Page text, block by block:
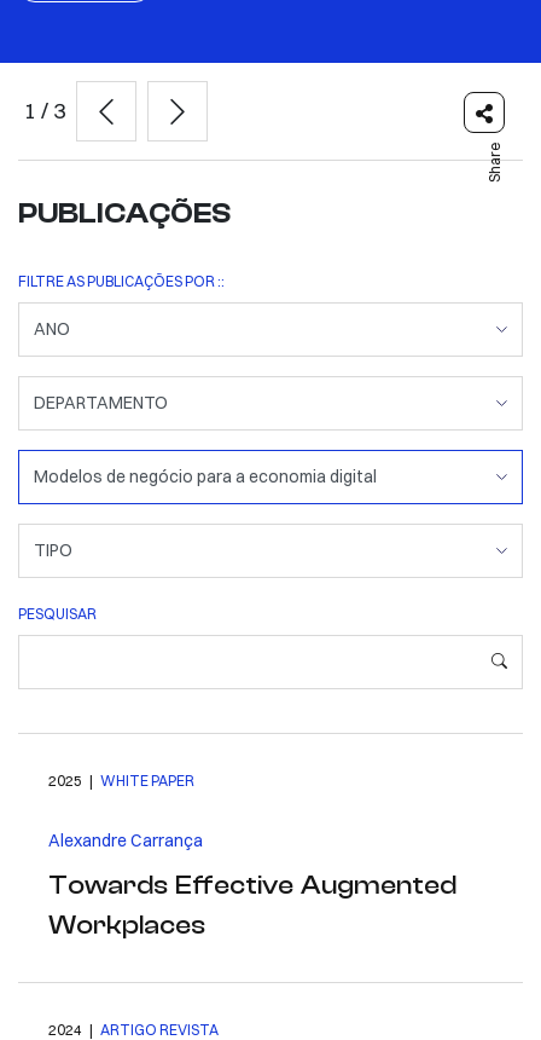
1 / 3
Share
PUBLICAÇÕES
FILTRE AS PUBLICAÇÕES POR ::
PESQUISAR
2025 | WHITE PAPER
Alexandre Carrança
Towards Effective Augmented
Workplaces
2024 | ARTIGO REVISTA